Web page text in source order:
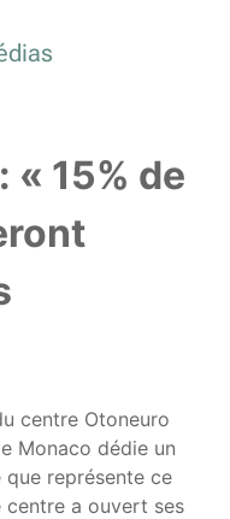
« 15% de
centre Otoneuro
Monaco dédie un
représente ce
centre a ouvert ses